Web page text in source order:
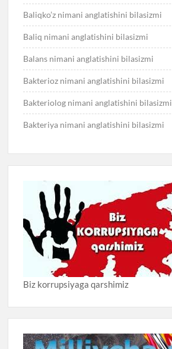
Baliqko’z nimani anglatishini bilasizmi
Baliq nimani anglatishini bilasizmi
Balans nimani anglatishini bilasizmi
Bakterioz nimani anglatishini bilasizmi
Bakteriolog nimani anglatishini bilasizmi
Bakteriya nimani anglatishini bilasizmi
Biz korrupsiyaga qarshimiz